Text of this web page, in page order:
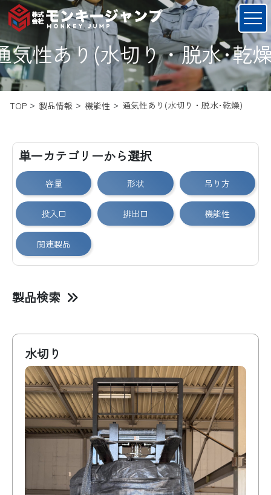
気性あり(水切り・脱水･乾
TOP 製品情報 機能性 通気性あり(水切り・脱水･乾燥)
単一カテゴリーから選択
容量 形状 吊り方
投入口 排出口 機能性
関連製品
製品検索
容量
形状
水切り